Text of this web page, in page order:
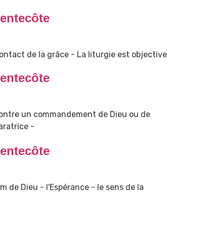
de la grâce - La liturgie est objective
un commandement de Dieu ou de
-
de Dieu - l'Espérance - le sens de la